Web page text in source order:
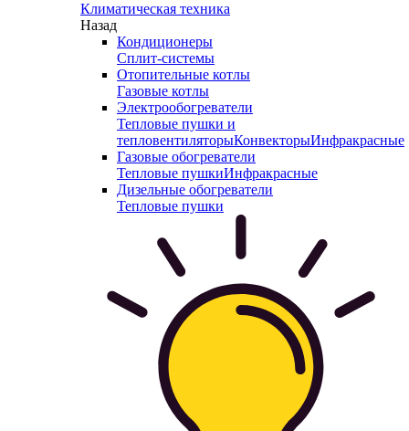
Климатическая техника
Назад
Кондиционеры
Сплит-системы
Отопительные котлы
Газовые котлы
Электрообогреватели
Тепловые пушки и
тепловентиляторыКонвекторыИнфракрасные
Газовые обогреватели
Тепловые пушкиИнфракрасные
Дизельные обогреватели
Тепловые пушки